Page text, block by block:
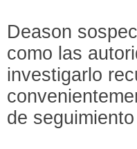
Deason
como las
investigarlo
de